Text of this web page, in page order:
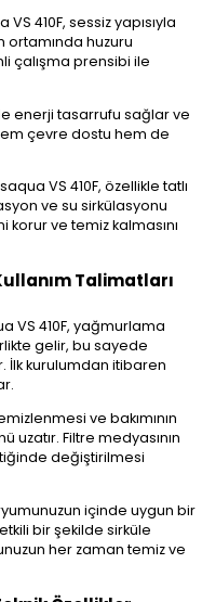
410F, sessiz yapısıyla
ortamında huzuru
çalışma prensibi ile
enerji tasarrufu sağlar ve
çevre dostu hem de
VS 410F, özellikle tatlı
ve su sirkülasyonu
ve temiz kalmasını
Talimatları
VS 410F, yağmurlama
gelir, bu sayede
İlk kurulumdan itibaren
ve bakımının
uzatır. Filtre medyasının
değiştirilmesi
içinde uygun bir
bir şekilde sirküle
her zaman temiz ve